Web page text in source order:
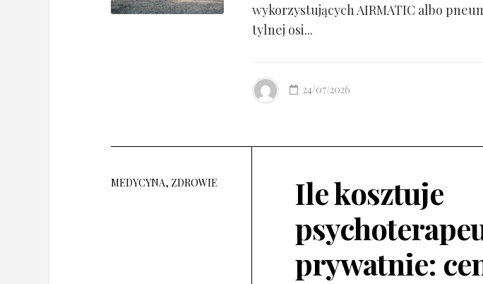
wykorzystujących AIRMATIC albo
tylnej osi...
24/07/2026
MEDYCYNA, ZDROWIE
Ile kosztuje
prywatnie: